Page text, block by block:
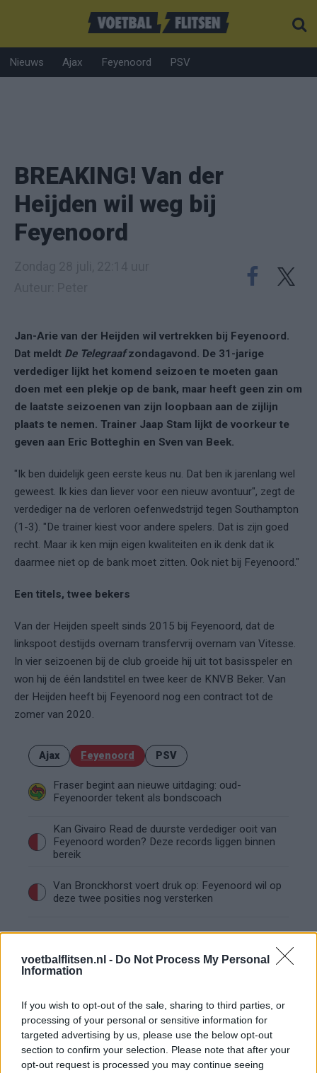
voetbalflitsen.nl - Do Not Process My Personal
Information
If you wish to opt-out of the sale, sharing to third parties, or
processing of your personal or sensitive information for
targeted advertising by us, please use the below opt-out
section to confirm your selection. Please note that after your
opt-out request is processed you may continue seeing
Nieuws Ajax Feyenoord PSV
BREAKING! Van der
Heijden wil weg bij
Feyenoord
Jan-Arie van der Heijden wil vertrekken bij Feyenoord.
Dat meldt De Telegraafzondagavond. De 31-jarige
verdediger lijkt het komend seizoen te moeten gaan
doen met een plekje op de bank, maar heeft geen zin om
de laatste seizoenen van zijn loopbaan aan de zijlijn
plaats te nemen. Trainer Jaap Stam lijkt de voorkeur te
geven aan Eric Botteghin en Sven van Beek.
"Ik ben duidelijk geen eerste keus nu. Dat ben ik jarenlang wel
geweest. Ik kies dan liever voor een nieuw avontuur", zegt de
verdediger na de verloren oefenwedstrijd tegen Southampton
(1-3). "De trainer kiest voor andere spelers. Dat is zijn goed
recht. Maar ik ken mijn eigen kwaliteiten en ik denk dat ik
daarmee niet op de bank moet zitten. Ook niet bij Feyenoord."
Een titels, twee bekers
Van der Heijden speelt sinds 2015 bij Feyenoord, dat de
linkspoot destijds overnam transfervrij overnam van Vitesse.
In vier seizoenen bij de club groeide hij uit tot basisspeler en
won hij de één landstitel en twee keer de KNVB Beker. Van
der Heijden heeft bij Feyenoord nog een contract tot de
zomer van 2020.
Ajax Feyenoord PSV
Fraser begint aan nieuwe uitdaging: oud-
Feyenoorder tekent als bondscoach
Kan Givairo Read de duurste verdediger ooit van
Feyenoord worden? Deze records liggen binnen
bereik
Van Bronckhorst voert druk op: Feyenoord wil op
deze twee posities nog versterken
Feyenoord incasseert miljoenen: transfer Leo
en Hadj Moussa mogen vertrekken
Feyenoord sluit voorbereiding bijna af: dit staat
er nog op het programma